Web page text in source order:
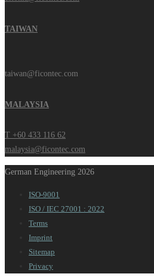
TAIWAN
taiwan@ficontec.com
MALAYSIA
T +60 433 116 62
malaysia@ficontec.com
German Engineering 2026
ISO-9001
ISO / IEC 27001 : 2022
Terms
Imprint
Sitemap
Privacy